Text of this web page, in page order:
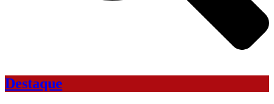
Destaque